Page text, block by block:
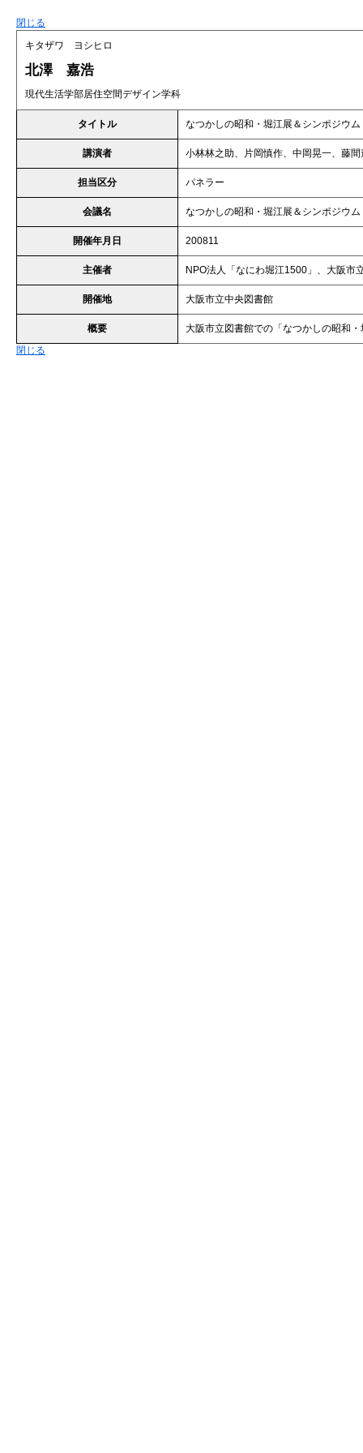
閉じる
キタザワ ヨシヒロ
北澤 嘉浩
現代生活学部居住空間デザイン学科
タイトル なつかしの昭和・堀江展＆シンポジウム
講演者 小林林之助、片岡慎作、中岡晃一、藤
担当区分 パネラー
会議名 なつかしの昭和・堀江展＆シンポジウム
開催年月日 200811
主催者 NPO法人「なにわ堀江1500」、大阪市
開催地 大阪市立中央図書館
概要
大阪市立図書館での「なつかしの昭和
閉じる